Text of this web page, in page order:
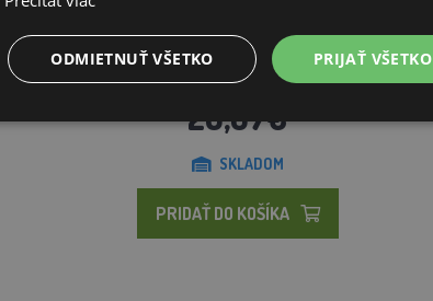
Presvetlovačka vajec River 15W
26,14€
20,67€
SKLADOM
PRIDAŤ DO KOŠÍKA
PRIJAŤ VŠETKO
ODMIETNUŤ VŠETKO